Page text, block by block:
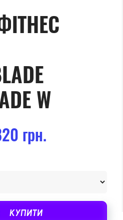
W
грн.
КУПИТИ